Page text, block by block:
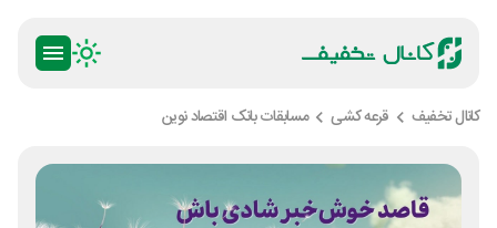
کانال تخفیف قرعه کشی مسابقات بانک اقتصاد نوین